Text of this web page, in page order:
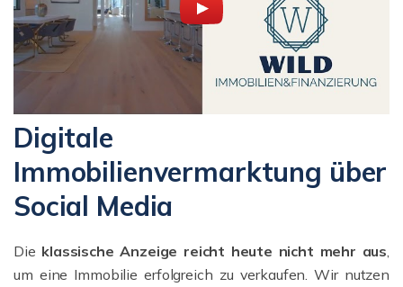
Digitale
Immobilienvermarktung über
Social Media
Die klassische Anzeige reicht heute nicht mehr aus,
um eine Immobilie erfolgreich zu verkaufen. Wir nutzen